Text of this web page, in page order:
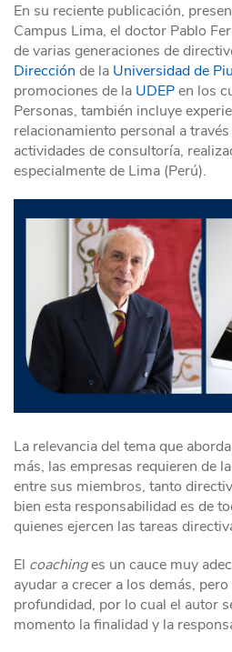
En su reciente publicación,
Campus Lima, el doctor Pablo
de varias generaciones de
Dirección de la Universidad de
promociones de la UDEPen los
Personas, también incluye
relacionamiento personal a
actividades de consultoría,
especialmente de Lima (Perú).
La relevancia del tema que
más, las empresas requieren de
entre sus miembros, tanto
bien esta responsabilidad es de
quienes ejercen las tareas
El coachinges un cauce muy
ayudar a crecer a los demás,
profundidad, por lo cual el autor
momento la finalidad y la